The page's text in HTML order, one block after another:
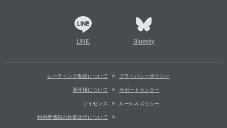
LINE Bluesky
レーティング制度について プライバシーポリシー
著作権について サポートセンター
ライセンス ルール＆ポリシー
利用者情報の外部送信について